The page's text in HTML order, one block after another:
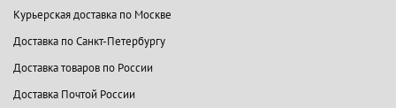
Курьерская доставка по Москве
Доставка по Санкт-Петербургу
Доставка товаров по России
Доставка Почтой России